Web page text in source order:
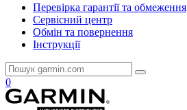
Перевірка гарантії та обмеження
Сервісний центр
Обмін та повернення
Інструкції
0